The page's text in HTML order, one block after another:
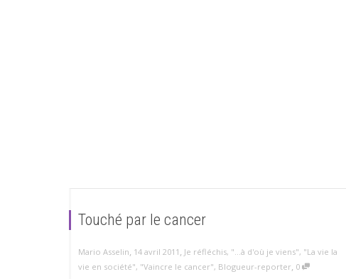
Touché par le cancer
Mario Asselin, 14 avril 2011 , Je réfléchis, "...à d'où je viens", "La vie la
vie en société", "Vaincre le cancer", Blogueur-reporter, 0